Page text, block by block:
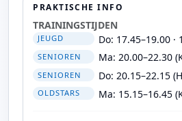
PRAKTISCHE INFO
TRAININGSTIJDEN
JEUGD Do: 17.45–19.00
SENIOREN Ma: 20.00–22.30
SENIOREN Do: 20.15–22.15
OLDSTARS Ma: 15.15–16.45